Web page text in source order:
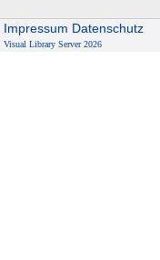
Impressum Datenschutz
Visual Library Server 2026